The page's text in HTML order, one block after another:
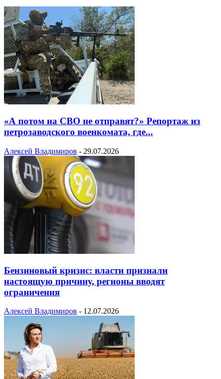
«А потом на СВО не отправят?» Репортаж из
петрозаводского военкомата, где...
Алексей Владимиров - 29.07.2026
Бензиновый кризис: власти признали
настоящую причину, регионы вводят
ограничения
Алексей Владимиров - 12.07.2026